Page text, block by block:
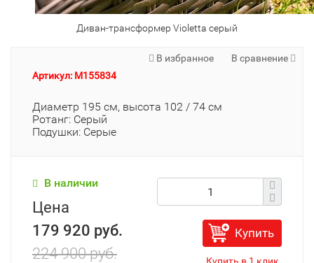
Диван-трансформер Violetta серый
В избранное
В сравнение
Артикул: M155834
Диаметр 195 см, высота 102 / 74 см
Ротанг: Серый
Подушки: Серые
В наличии
Цена
179 920 руб.
224 900 руб.
Купить